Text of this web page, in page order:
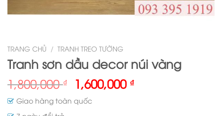
TRANG CHỦ / TRANH TREO TƯỜNG
Tranh sơn dầu decor núi vàng
1,800,000₫ 1,600,000 ₫
Giao hàng toàn quốc